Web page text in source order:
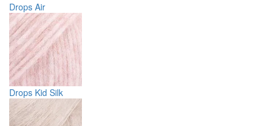
Drops Air
Drops Kid Silk